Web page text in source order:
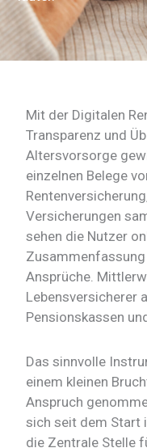
Mit der Digitalen
Transparenz und
Altersvorsorge
einzelnen Belege
Versicherungen
sehen die Nutzer
Ansprüche.
Lebensversicherer
Pensionskassen
Das sinnvolle
einem kleinen
Anspruch
sich seit dem Start
die Zentrale Stelle